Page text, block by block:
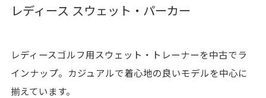
レディース スウェット・パーカー
レディースゴルフ用スウェット・トレーナーを中古でラ
インナップ。カジュアルで着心地の良いモデルを中心に
揃えています。